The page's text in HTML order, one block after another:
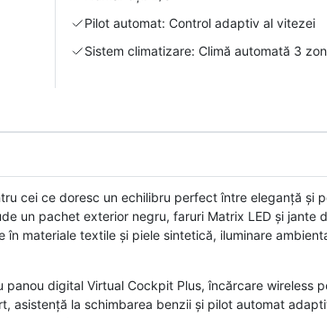
Pilot automat: Control adaptiv al vitezei
Sistem climatizare: Climă automată 3
cei ce doresc un echilibru perfect între eleganță și
un pachet exterior negru, faruri Matrix LED și jante
materiale textile și piele sintetică, iluminare
digital Virtual Cockpit Plus, încărcare wireless
asistență la schimbarea benzii și pilot automat